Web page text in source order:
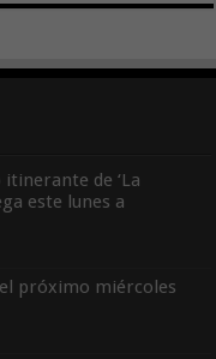
de ‘La
este lunes a
próximo miércoles